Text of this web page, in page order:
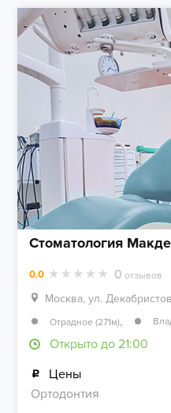
Стоматология
0.0 0 отзывов
Москва, ул.
Отрадное (271м),
Открыто до 21:00
Цены
Ортодонтия